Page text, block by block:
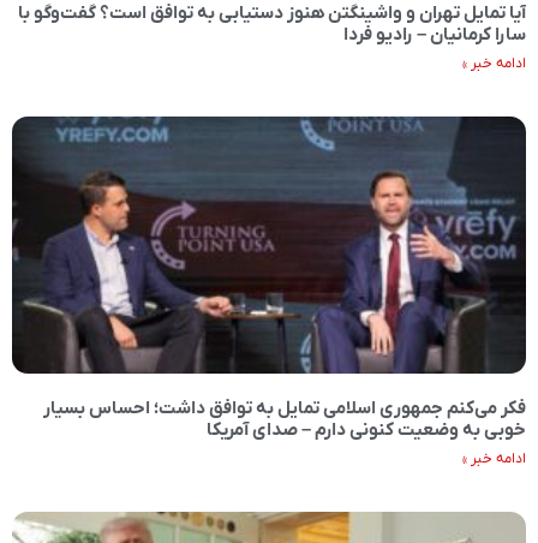
آیا تمایل تهران و واشینگتن هنوز دستیابی به توافق است؟ گفت‌وگو با
سارا کرمانیان – رادیو فردا
ادامه خبر »
فکر می‌کنم جمهوری اسلامی تمایل به توافق داشت؛ احساس بسیار
خوبی به وضعیت کنونی دارم – صدای آمریکا
ادامه خبر »